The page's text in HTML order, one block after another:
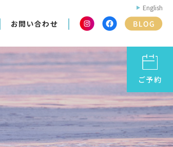
お問い合わせ
English
ご予約